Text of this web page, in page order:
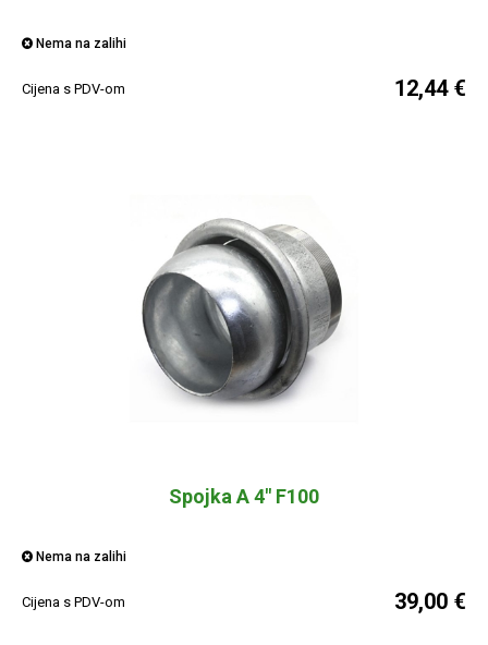
Nema na zalihi
Cijena s PDV-om 12,44 €
Spojka A 4" F100
Nema na zalihi
Cijena s PDV-om 39,00 €